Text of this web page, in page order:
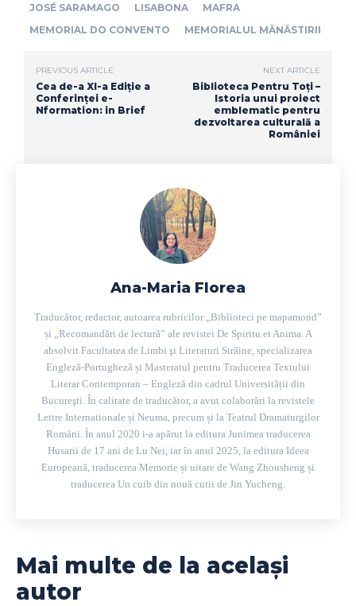
JOSÉ SARAMAGO
LISABONA
MAFRA
MEMORIAL DO CONVENTO
MEMORIALUL MĂNĂSTIRII
PREVIOUS ARTICLE
Cea de-a XI-a Ediție a
Conferinței e-
Nformation: in Brief
NEXT ARTICLE
Biblioteca Pentru Toți –
Istoria unui proiect
emblematic pentru
dezvoltarea culturală a
României
Ana-Maria Florea
Traducător, redactor, autoarea rubricilor „Biblioteci pe mapamond”
și „Recomandări de lectură” ale revistei De Spiritu et Anima. A
absolvit Facultatea de Limbi şi Literaturi Străine, specializarea
Engleză-Portugheză și Masteratul pentru Traducerea Textului
Literar Contemporan – Engleză din cadrul Universității din
Bucureşti. În calitate de traducător, a avut colaborări la revistele
Lettre Internationale și Neuma, precum și la Teatrul Dramaturgilor
Români. În anul 2020 i-a apărut la editura Junimea traducerea
Husarii de 17 ani de Lu Nei, iar în anul 2025, la editura Ideea
Europeană, traducerea Memorie și uitare de Wang Zhousheng și
traducerea Un cuib din nouă cutii de Jin Yucheng.
Mai multe de la același
autor